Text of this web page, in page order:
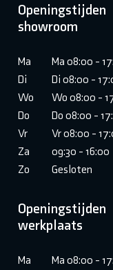
Openingstijden
showroom
Ma
Ma 08:00 -
Di
Di 08:00 -
Wo
Wo 08:00 -
Do
Do 08:00 -
Vr
Vr 08:00 -
Za
09:30 - 16:00
Zo
Gesloten
Openingstijden
werkplaats
Ma
Ma 08:00 -